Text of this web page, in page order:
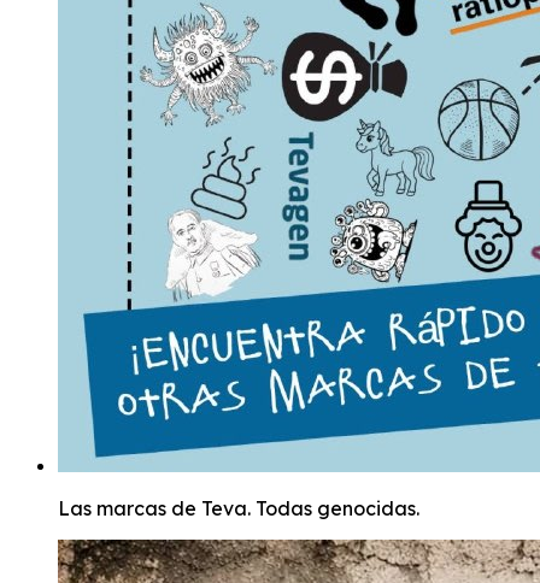
Las marcas de Teva. Todas genocidas.